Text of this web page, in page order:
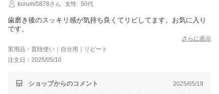
kurumi5878さん
女性 50代
歯磨き後のスッキリ感が気持ち良くてリピしてます。お気に入り
です。
さらに表示
実用品・普段使い｜自分用｜リピート
注文日：2025/05/10
ショップからのコメント 2025/05/19